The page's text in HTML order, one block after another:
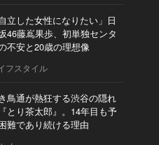
自立した女性になりたい」日
46藤嶌果歩、初単独センタ
不安と20歳の理想像
フスタイル
鳥通が熱狂する渋谷の隠れ
とり茶太郎』。14年目も予
難であり続ける理由